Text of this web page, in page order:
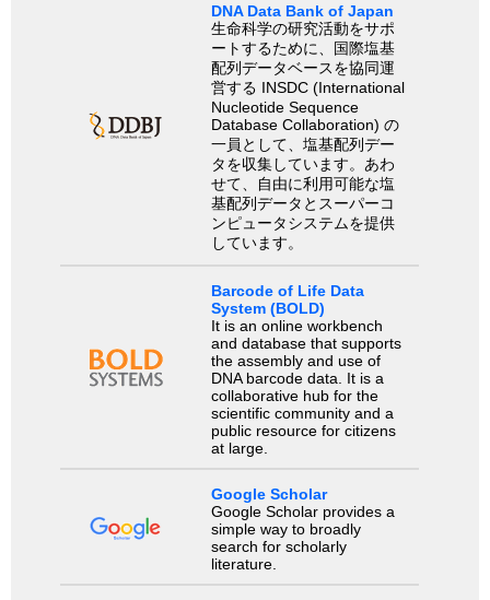
DNA Data Bank of Japan
生命科学の研究活動をサポ
ートするために、国際塩基
配列データベースを協同運
営する INSDC (International
Nucleotide Sequence
Database Collaboration) の
一員として、塩基配列デー
タを収集しています。あわ
せて、自由に利用可能な塩
基配列データとスーパーコ
ンピュータシステムを提供
しています。
Barcode of Life Data
System (BOLD)
It is an online workbench
and database that supports
the assembly and use of
DNA barcode data. It is a
collaborative hub for the
scientific community and a
public resource for citizens
at large.
Google Scholar
Google Scholar provides a
simple way to broadly
search for scholarly
literature.